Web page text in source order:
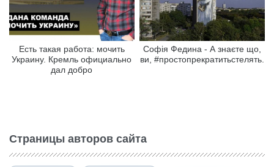
Есть такая работа: мочить
Украину. Кремль официально
дал добро
Софія Федина - А знаєте що,
ви, #простопрекратитьстелять.
Страницы авторов сайта